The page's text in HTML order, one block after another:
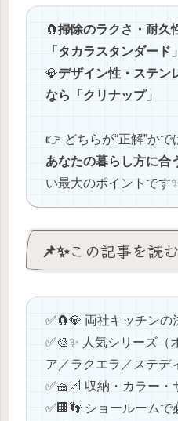
🧲掃除のラクさ・耐久
「タカラスタンダード」
💎デザイン性・ステン
なら「クリナップ」
👉 どちらが“正解”かで
あなたの暮らし方に合
い最大のポイントです
📌✨この記事を読
✅️🧲💎 両社キッチンの
✅️🎨✨ 人気シリーズ（
ア／ラクエラ／ステデ
✅️🧺📐 収納・カラー・
✅️🏢👣 ショールームで